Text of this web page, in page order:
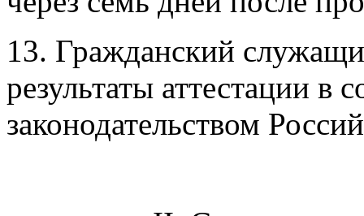
13. Гражданский
результаты аттестации в
законодательством